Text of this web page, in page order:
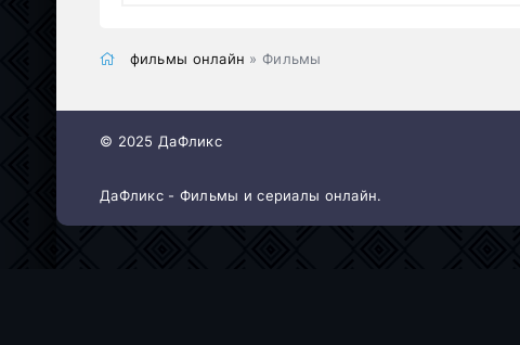
фильмы онлайн » Фильмы
© 2025 ДаФликс
ДаФликс - Фильмы и сериалы онлайн.